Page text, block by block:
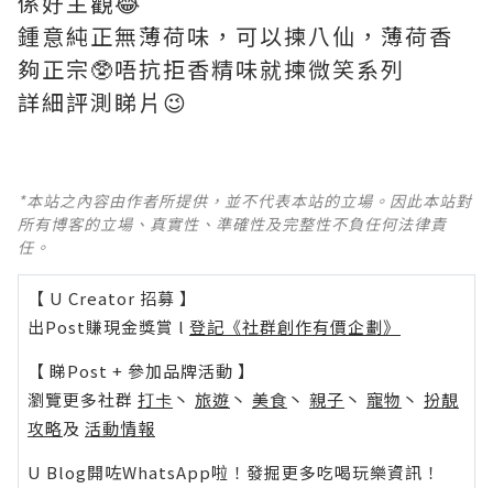
鍾意純正無薄荷味，可以揀八仙，薄荷香
夠正宗🥸唔抗拒香精味就揀微笑系列
詳細評測睇片😉
*本站之內容由作者所提供，並不代表本站的立場。因此本站對
所有博客的立場、真實性、準確性及完整性不負任何法律責
任。
【 U Creator 招募 】
出Post賺現金獎賞 l 登記《社群創作有價企劃》
【 睇Post + 參加品牌活動 】
瀏覽更多社群 打卡 丶 旅遊 丶 美食 丶 親子 丶 寵物 丶 扮靚
攻略及 活動情報
U Blog開咗WhatsApp啦！發掘更多吃喝玩樂資訊！